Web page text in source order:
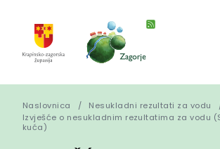
Naslovnica
Nesukladni rezultati za vodu
Izvješće o nesukladnim rezultatima za vodu
kuća)